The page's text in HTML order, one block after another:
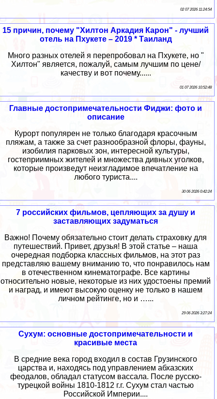
02 07 2026 11:24:54
15 причин, почему "Хилтон Аркадия Карон" - лучший
отель на Пхукете – 2019 * Таиланд
Много разных отелей я перепробовал на Пхукете, но "
Хилтон" является, пожалуй, самым лучшим по цене/
качеству и вот почему......
01 07 2026 10:52:48
Главные достопримечательности Фиджи: фото и
описание
Курорт популярен не только благодаря красочным
пляжам, а также за счет разнообразной флоры, фауны,
изобилия парковых зон, интересной культуры,
гостеприимных жителей и множества дивных уголков,
которые произведут неизгладимое впечатление на
любого туриста....
30 06 2026 0:42:24
7 российских фильмов, цепляющих за душу и
заставляющих задуматься
Важно! Почему обязательно стоит делать страховку для
путешествий. Привет, друзья! В этой статье – наша
очередная подборка классных фильмов, на этот раз
представляю вашему вниманию то, что понравилось нам
в отечественном кинематографе. Все картины
относительно новые, некоторые из них удостоены премий
и наград, и имеют высокую оценку не только в нашем
личном рейтинге, но и …...
29 06 2026 3:27:24
Сухум: основные достопримечательности и
красивые места
В средние века город входил в состав Грузинского
царства и, находясь под управлением абхазских
феодалов, обладал статусом вассала. После русско-
турецкой войны 1810-1812 г.г. Сухум стал частью
Российской Империи....